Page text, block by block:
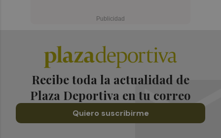
Recibe toda la actualidad de
Plaza Deportiva en tu correo
Quiero suscribirme